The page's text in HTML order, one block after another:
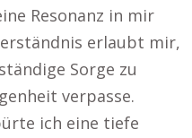
Resonanz in mir
erlaubt mir,
Sorge zu
verpasse.
ich eine tiefe